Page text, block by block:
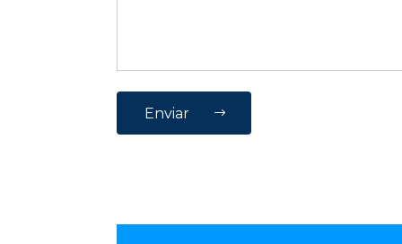
Enviar